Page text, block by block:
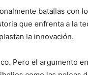
batallas con
que enfrenta a la
la innovación.
Pero el argumento